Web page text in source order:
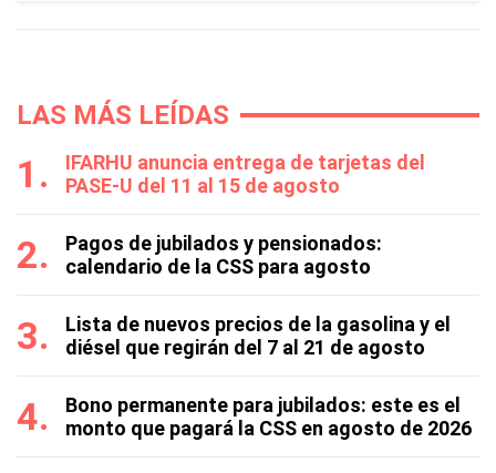
LAS MÁS LEÍDAS
IFARHU anuncia entrega de tarjetas del
PASE-U del 11 al 15 de agosto
Pagos de jubilados y pensionados:
calendario de la CSS para agosto
Lista de nuevos precios de la gasolina y el
diésel que regirán del 7 al 21 de agosto
Bono permanente para jubilados: este es el
monto que pagará la CSS en agosto de 2026